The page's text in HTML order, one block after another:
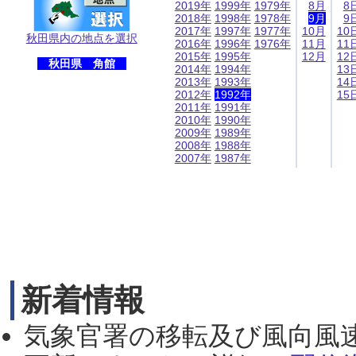
秋田県内の地点を選択
秋田県 角館
2019年
2018年
2017年
2016年
2015年
2014年
2013年
2012年
2011年
2010年
2009年
2008年
2007年
1999年
1998年
1997年
1996年
1995年
1994年
1993年
1992年
1991年
1990年
1989年
1988年
1987年
1979年
1978年
1977年
1976年
8月
9月
10月
11月
12月
8
9
10
11
12
13
14
15
新着情報
気象官署の移転及び風向風